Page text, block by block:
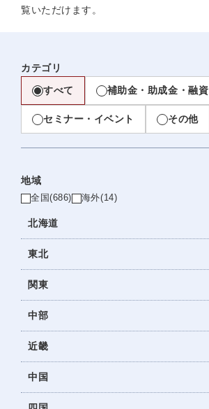
覧いただけます。
カテゴリ
すべて
補助金・助成金・融資
セミナー・イベント その他
地域
全国(686) 海外(14)
北海道
東北
関東
中部
近畿
中国